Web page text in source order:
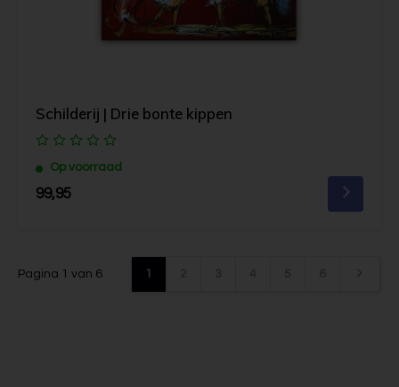
Schilderij | Drie bonte kippen
Op voorraad
99,95
Pagina 1 van 6 1